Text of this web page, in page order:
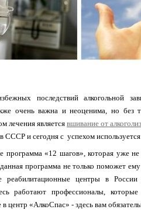
последствий алкогольной
очень важна и неоценима, но без
лечения является вшивание от
СССР и сегодня с успехом
программа «12 шагов», которая уже
программа не только поможет
реабилитационные центры в
работают профессионалы,
центр «АлкоСпас» - здесь вам